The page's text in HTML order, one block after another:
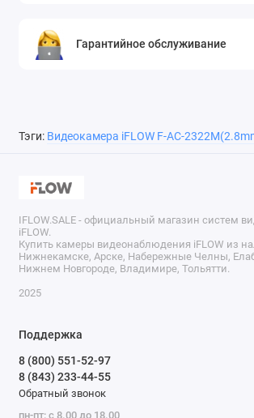
Гарантийное обслуживание
Тэги: Видеокамера iFLOW F-AC-
IFLOW.SALE - официальный магазин систем
iFLOW.
Купить камеры видеонаблюдения iFLOW из
Нижнекамске, Арске, Набережные Челны,
Нижнем Новгороде, Владимире, Тольятти.
2025
Поддержка
8 (800) 551-52-97
8 (843) 233-44-55
Обратный звонок
пн-пт: с 8.00 до 18.00